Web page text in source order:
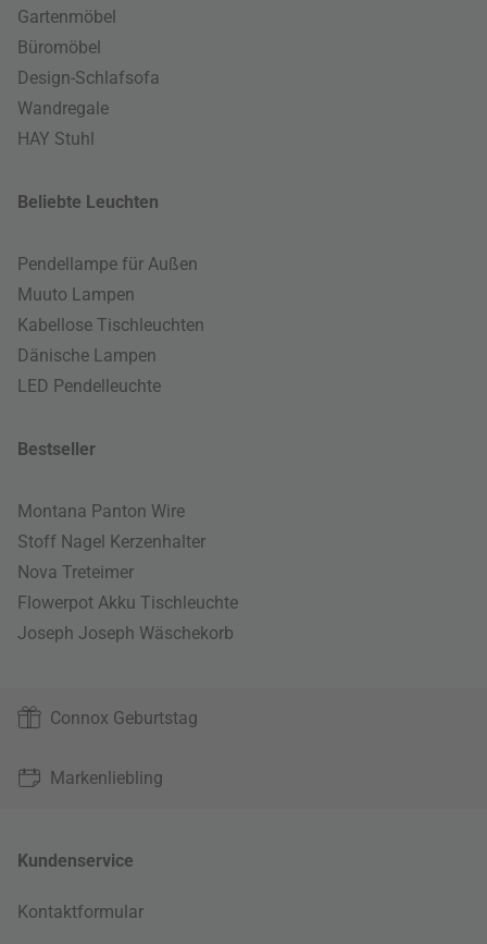
Gartenmöbel
Büromöbel
Design-Schlafsofa
Wandregale
HAY Stuhl
Beliebte Leuchten
Pendellampe für Außen
Muuto Lampen
Kabellose Tischleuchten
Dänische Lampen
LED Pendelleuchte
Bestseller
Montana Panton Wire
Stoff Nagel Kerzenhalter
Nova Treteimer
Flowerpot Akku Tischleuchte
Joseph Joseph Wäschekorb
Connox Geburtstag
Markenliebling
Kundenservice
Kontaktformular